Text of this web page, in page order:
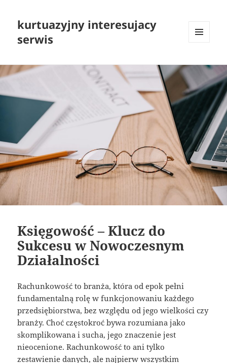
kurtuazyjny interesujacy
serwis
WIDGETY
Księgowość – Klucz do
Sukcesu w Nowoczesnym
Działalności
Rachunkowość to branża, która od epok pełni
fundamentalną rolę w funkcjonowaniu każdego
przedsiębiorstwa, bez względu od jego wielkości czy
branży. Choć częstokroć bywa rozumiana jako
skomplikowana i sucha, jego znaczenie jest
nieocenione. Rachunkowość to ani tylko
zestawienie danych, ale najpierw wszystkim